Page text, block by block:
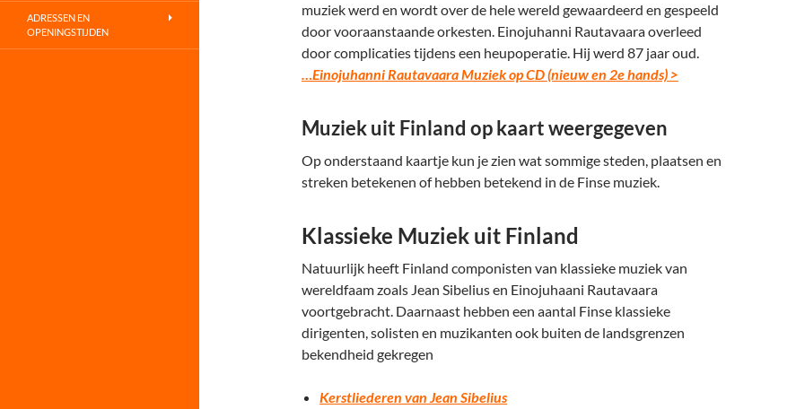
muziek werd en wordt over de hele wereld gewaardeerd en gespeeld
door vooraanstaande orkesten. Einojuhanni Rautavaara overleed
door complicaties tijdens een heupoperatie. Hij werd 87 jaar oud.
…Einojuhanni Rautavaara Muziek op CD (nieuw en 2e hands) >
Muziek uit Finland op kaart weergegeven
Op onderstaand kaartje kun je zien wat sommige steden, plaatsen en
streken betekenen of hebben betekend in de Finse muziek.
Klassieke Muziek uit Finland
Natuurlijk heeft Finland componisten van klassieke muziek van
wereldfaam zoals Jean Sibelius en Einojuhaani Rautavaara
voortgebracht. Daarnaast hebben een aantal Finse klassieke
dirigenten, solisten en muzikanten ook buiten de landsgrenzen
bekendheid gekregen
Kerstliederen van Jean Sibelius
ADRESSEN EN
OPENINGSTIJDEN